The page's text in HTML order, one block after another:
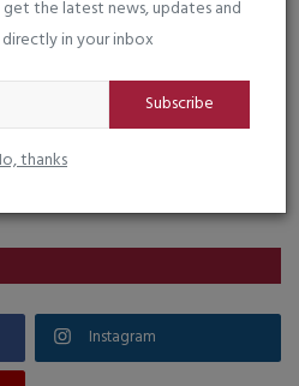
the latest news, updates and
in your inbox
Subscribe
thanks
Instagram